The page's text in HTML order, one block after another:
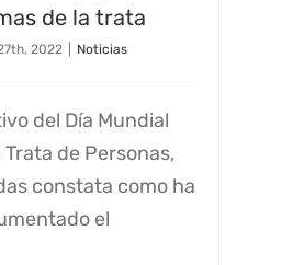
de la trata
2022 Noticias
del Día Mundial
de Personas,
constata como ha
el